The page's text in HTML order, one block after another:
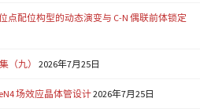
点配位构型的动态演变与 C-N 偶联前体锁定
（九） 2026年7月25日
场效应晶体管设计2026年7月25日